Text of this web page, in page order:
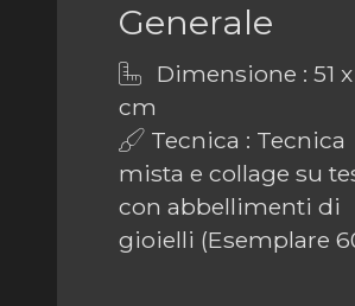
Generale
Dimensione : 51
cm
Tecnica : Tecnica
mista e collage su
con abbellimenti di
gioielli (Esemplare